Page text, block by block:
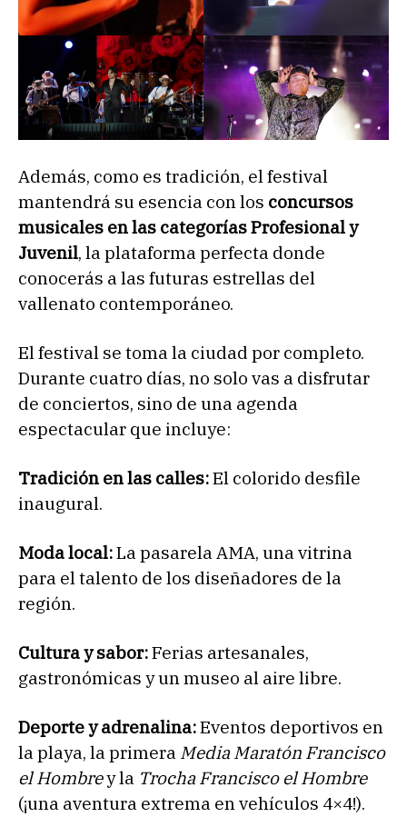
Además, como es tradición, el festival
mantendrá su esencia con los concursos
musicales en las categorías Profesional y
Juvenil, la plataforma perfecta donde
conocerás a las futuras estrellas del
vallenato contemporáneo.
El festival se toma la ciudad por completo.
Durante cuatro días, no solo vas a disfrutar
de conciertos, sino de una agenda
espectacular que incluye:
Tradición en las calles:El colorido desfile
inaugural.
Moda local:La pasarela AMA, una vitrina
para el talento de los diseñadores de la
región.
Cultura y sabor:Ferias artesanales,
gastronómicas y un museo al aire libre.
Deporte y adrenalina:Eventos deportivos en
la playa, la primera Media Maratón Francisco
el Hombrey la Trocha Francisco el Hombre
(¡una aventura extrema en vehículos 4×4!).